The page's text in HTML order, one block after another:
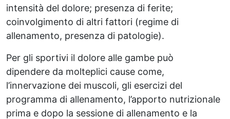
intensità del dolore; presenza di ferite;
coinvolgimento di altri fattori (regime di
allenamento, presenza di patologie).
Per gli sportivi il dolore alle gambe può
dipendere da molteplici cause come,
l’innervazione dei muscoli, gli esercizi del
programma di allenamento, l’apporto nutrizionale
prima e dopo la sessione di allenamento e la